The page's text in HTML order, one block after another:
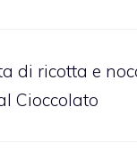
di ricotta e
Cioccolato